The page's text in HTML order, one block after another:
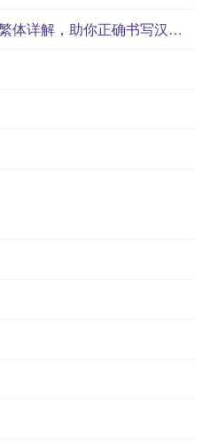
易的繁体字怎么写？这份易字繁体详解，助你正确书写汉字_汉字繁体学习